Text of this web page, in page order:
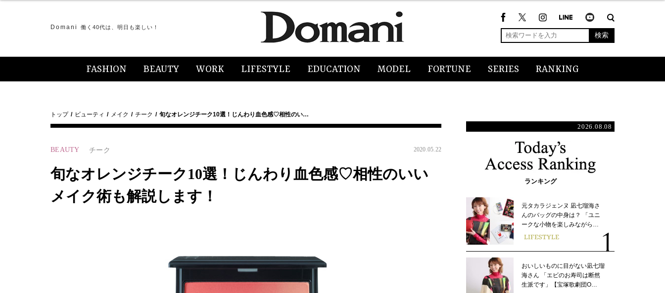
Domani 働く40代は、明日も楽しい！
検索
FASHION BEAUTY WORK LIFESTYLE EDUCATION MODEL FORTUNE SERIES RANKING
トップ ビューティ メイク チーク 旬なオレンジチーク10選！じんわり血色感♡相性のい…
BEAUTY チーク 2020.05.22
旬なオレンジチーク10選！じんわり血色感♡相性のいい
メイク術も解説します！
2026.08.08
ランキング
元タカラジェンヌ 凪七瑠海さ
んのバッグの中身は？ 「ユニ
ークな小物を楽しみながら…
LIFESTYLE
おいしいものに目がない凪七瑠
海さん 「エビのお寿司は断然
生派です」【宝塚歌劇団O…